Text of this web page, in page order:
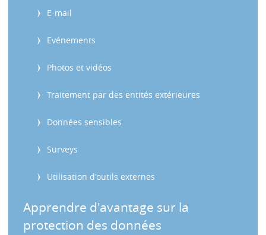
E-mail
Evénements
Photos et vidéos
Traitement par des entités extérieures
Données sensibles
Surveys
Utilisation d'outils externes
Apprendre d'avantage sur la
protection des données